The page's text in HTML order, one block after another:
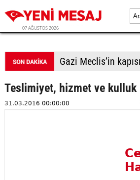
07 AĞUSTOS 2026
Gazi Meclis’in
Teslimiyet, hizmet ve kulluk
31.03.2016 00:00:00